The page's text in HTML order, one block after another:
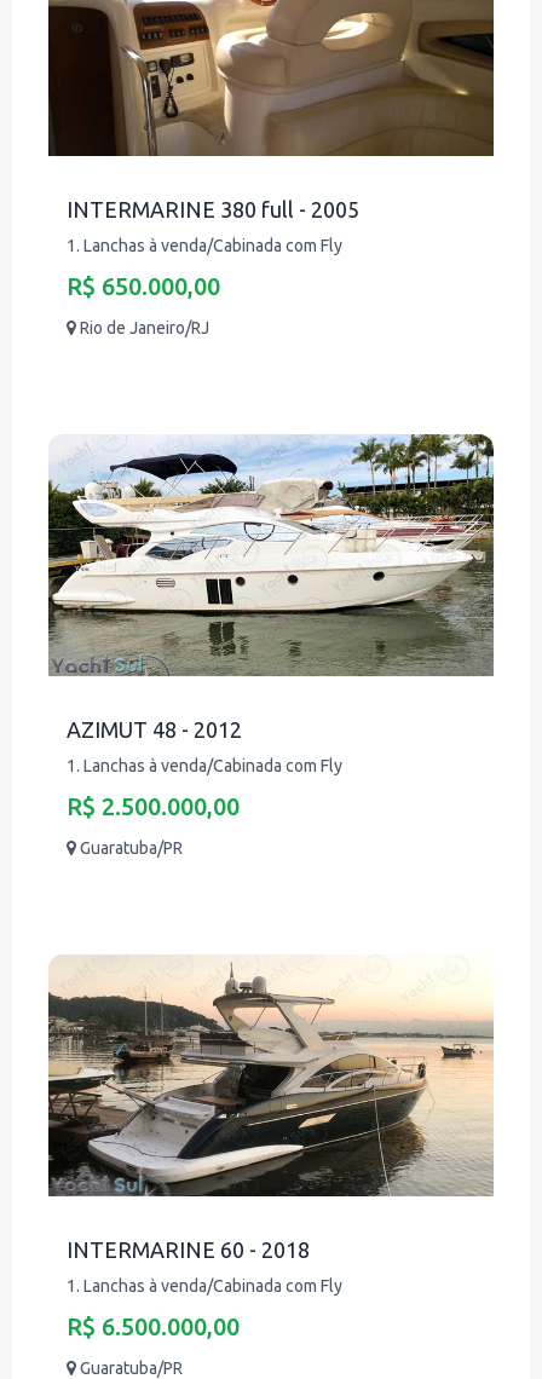
INTERMARINE 380 full - 2005
1. Lanchas à venda/Cabinada com Fly
R$ 650.000,00
Rio de Janeiro/RJ
AZIMUT 48 - 2012
1. Lanchas à venda/Cabinada com Fly
R$ 2.500.000,00
Guaratuba/PR
INTERMARINE 60 - 2018
1. Lanchas à venda/Cabinada com Fly
R$ 6.500.000,00
Guaratuba/PR